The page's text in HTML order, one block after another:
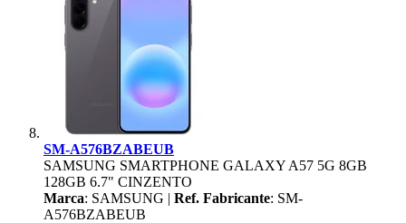
SM-A576BZABEUB
SAMSUNG SMARTPHONE GALAXY A57 5G 8GB
128GB 6.7" CINZENTO
Marca: SAMSUNG | Ref. Fabricante: SM-
A576BZABEUB